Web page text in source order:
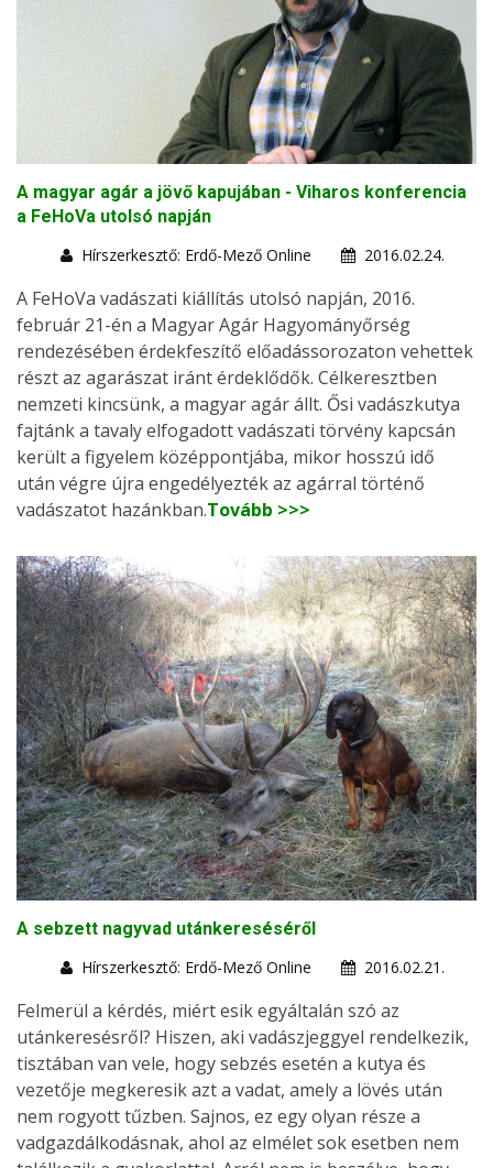
A magyar agár a jövő kapujában - Viharos konferencia
a FeHoVa utolsó napján
Hírszerkesztő: Erdő-Mező Online
2016.02.24.
A FeHoVa vadászati kiállítás utolsó napján, 2016.
február 21-én a Magyar Agár Hagyományőrség
rendezésében érdekfeszítő előadássorozaton vehettek
részt az agarászat iránt érdeklődők. Célkeresztben
nemzeti kincsünk, a magyar agár állt. Ősi vadászkutya
fajtánk a tavaly elfogadott vadászati törvény kapcsán
került a figyelem középpontjába, mikor hosszú idő
után végre újra engedélyezték az agárral történő
vadászatot hazánkban.Tovább >>>
A sebzett nagyvad utánkereséséről
Hírszerkesztő: Erdő-Mező Online
2016.02.21.
Felmerül a kérdés, miért esik egyáltalán szó az
utánkeresésről? Hiszen, aki vadászjeggyel rendelkezik,
tisztában van vele, hogy sebzés esetén a kutya és
vezetője megkeresik azt a vadat, amely a lövés után
nem rogyott tűzben. Sajnos, ez egy olyan része a
vadgazdálkodásnak, ahol az elmélet sok esetben nem